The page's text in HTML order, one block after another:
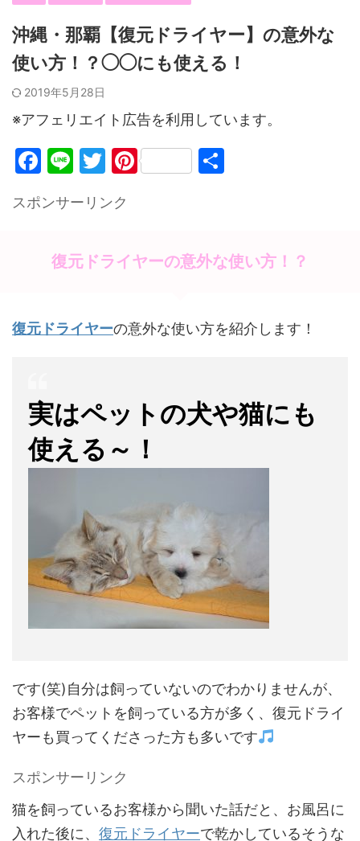
沖縄・那覇【復元ドライヤー】の意外な
使い方！？◯◯にも使える！
2019年5月28日
※アフェリエイト広告を利用しています。
F
c
b
o
k
Li
e
T
itt
Pi
st
スポンサーリンク
復元ドライヤーの意外な使い方！？
復元ドライヤーの意外な使い方を紹介します！
実はペットの犬や猫にも
使える～！
です(笑)自分は飼っていないのでわかりませんが、
お客様でペットを飼っている方が多く、復元ドライ
ヤーも買ってくださった方も多いです
スポンサーリンク
猫を飼っているお客様から聞いた話だと、お風呂に
入れた後に、 復元ドライヤーで乾かしているそうな